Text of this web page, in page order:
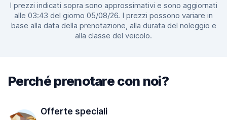
I prezzi indicati sopra sono approssimativi e sono aggiornati
alle 03:43 del giorno 05/08/26. I prezzi possono variare in
base alla data della prenotazione, alla durata del noleggio e
alla classe del veicolo.
Perché prenotare con noi?
Offerte speciali